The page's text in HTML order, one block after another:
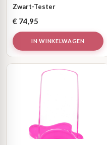
Zwart-Tester
€ 74,95
IN WINKELWAGEN